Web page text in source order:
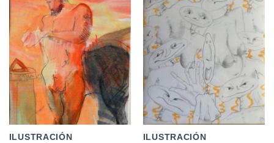
ILUSTRACIÓN ILUSTRACIÓN